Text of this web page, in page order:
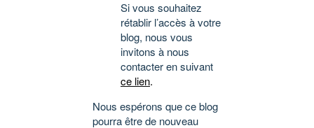
Si vous souhaitez
rétablir l’accès à votre
blog, nous vous
invitons à nous
contacter en suivant
ce lien.
Nous espérons que ce blog
pourra être de nouveau